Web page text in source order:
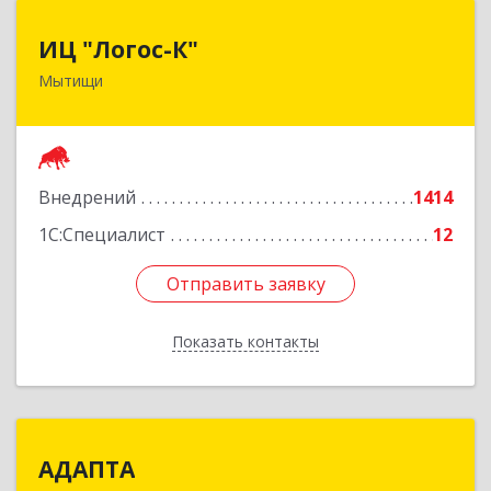
ИЦ "Логос-К"
Мытищи
Внедрений
1414
1С:Специалист
12
Отправить заявку
Показать контакты
141008, Московская обл, Мытищи г, Мира ул,
Отправить заявку
Назад
АДАПТА